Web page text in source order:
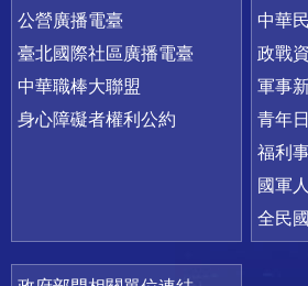
公營廣播電臺
臺北國際社區廣播電臺
中華職棒大聯盟
身心障礙者權利公約
中華
政戰
軍事
青年
福利
國軍
全民